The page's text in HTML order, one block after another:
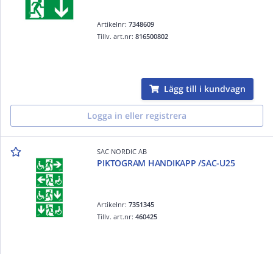
Artikelnr:7348609
Tillv. art.nr:816500802
Lägg till i kundvagn
Logga in eller registrera
SAC NORDIC AB
PIKTOGRAM HANDIKAPP /SAC-U25
Artikelnr:7351345
Tillv. art.nr:460425